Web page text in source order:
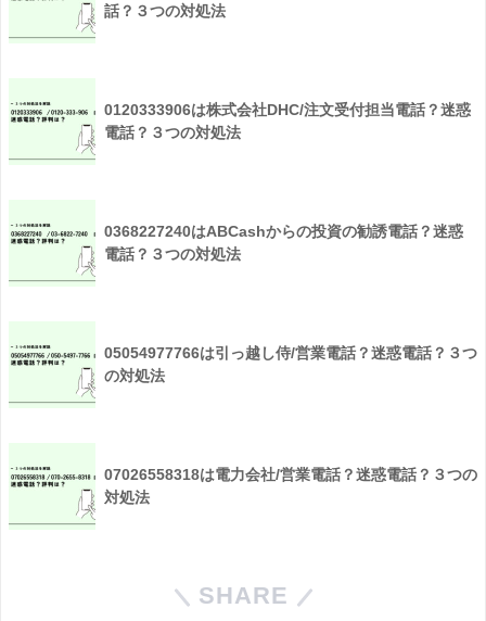
話？３つの対処法
0120333906は株式会社DHC/注文受付担当電話？迷惑
電話？３つの対処法
0368227240はABCashからの投資の勧誘電話？迷惑
電話？３つの対処法
05054977766は引っ越し侍/営業電話？迷惑電話？３つ
の対処法
07026558318は電力会社/営業電話？迷惑電話？３つの
対処法
SHARE